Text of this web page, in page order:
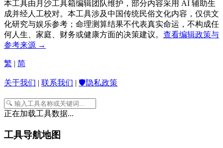
本工具由月沙工具箱编辑团队维护，部分内容采用 AI 辅助生
成并经人工校对。本工具涉及中国传统民俗文化内容，仅供文
化研究与娱乐参考；命理测算结果不代表真实命运，不构成任
何人生、家庭、财务或健康方面的决策建议。 查看编辑政策与
参考来源 →
繁 | 简
关于我们 | 联系我们 | 🛡️隐私政策
正在加载工具数据...
工具导航地图